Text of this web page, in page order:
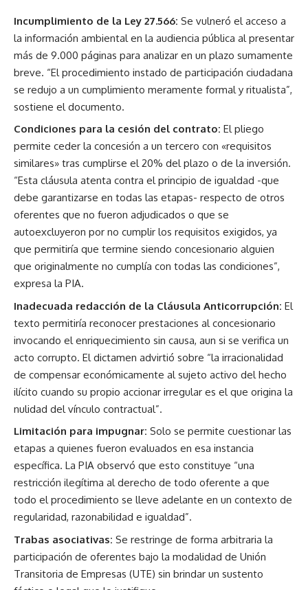
Incumplimiento de la Ley 27.566: Se vulneró el acceso a
la información ambiental en la audiencia pública al presentar
más de 9.000 páginas para analizar en un plazo sumamente
breve. “El procedimiento instado de participación ciudadana
se redujo a un cumplimiento meramente formal y ritualista”,
sostiene el documento.
Condiciones para la cesión del contrato: El pliego
permite ceder la concesión a un tercero con «requisitos
similares» tras cumplirse el 20% del plazo o de la inversión.
“Esta cláusula atenta contra el principio de igualdad -que
debe garantizarse en todas las etapas- respecto de otros
oferentes que no fueron adjudicados o que se
autoexcluyeron por no cumplir los requisitos exigidos, ya
que permitiría que termine siendo concesionario alguien
que originalmente no cumplía con todas las condiciones”,
expresa la PIA.
Inadecuada redacción de la Cláusula Anticorrupción: El
texto permitiría reconocer prestaciones al concesionario
invocando el enriquecimiento sin causa, aun si se verifica un
acto corrupto. El dictamen advirtió sobre “la irracionalidad
de compensar económicamente al sujeto activo del hecho
ilícito cuando su propio accionar irregular es el que origina la
nulidad del vínculo contractual”.
Limitación para impugnar: Solo se permite cuestionar las
etapas a quienes fueron evaluados en esa instancia
específica. La PIA observó que esto constituye “una
restricción ilegítima al derecho de todo oferente a que
todo el procedimiento se lleve adelante en un contexto de
regularidad, razonabilidad e igualdad”.
Trabas asociativas: Se restringe de forma arbitraria la
participación de oferentes bajo la modalidad de Unión
Transitoria de Empresas (UTE) sin brindar un sustento